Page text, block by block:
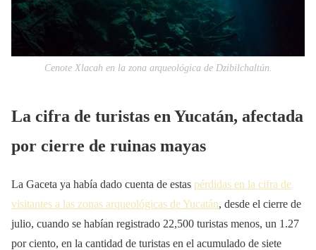
Cenote Xlacah en la zona arqueológica de Dzibilchaltún.
La cifra de turistas en Yucatán, afectada
por cierre de ruinas mayas
La Gaceta ya había dado cuenta de estas pérdidas en la cifra de
visitantes a las zonas arqueológicas de Yucatán, desde el cierre de
julio, cuando se habían registrado 22,500 turistas menos, un 1.27
por ciento, en la cantidad de turistas en el acumulado de siete